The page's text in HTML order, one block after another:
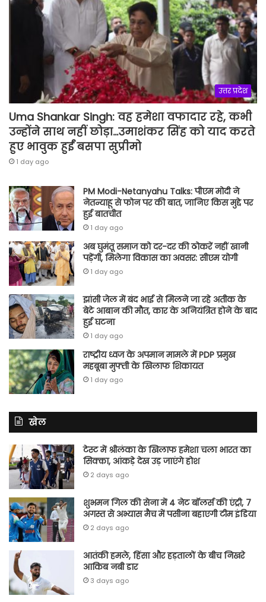
उत्तर प्रदेश
Uma Shankar Singh: वह हमेशा वफादार रहे, कभी
उन्होंने साथ नहीं छोड़ा…उमाशंकर सिंह को याद करते
हुए भावुक हुईं बसपा सुप्रीमो
1 day ago
PM Modi-Netanyahu Talks: पीएम मोदी ने
नेतन्याहू से फोन पर की बात, जानिए किस मुद्दे पर
हुई बातचीत
1 day ago
अब घुमंतू समाज को दर-दर की ठोकरें नहीं खानी
पड़ेंगी, मिलेगा विकास का अवसर: सीएम योगी
1 day ago
झांसी जेल में बंद भाई से मिलने जा रहे अतीक के
बेटे आबान की मौत, कार के अनियंत्रित होने के बाद
हुई घटना
1 day ago
राष्ट्रीय ध्वज के अपमान मामले में PDP प्रमुख
महबूबा मुफ्ती के खिलाफ शिकायत
1 day ago
खेल
टेस्ट में श्रीलंका के खिलाफ हमेशा चला भारत का
सिक्का, आंकड़े देख उड़ जाएंगे होश
2 days ago
शुभमन गिल की सेना में 4 नेट बॉलर्स की एंट्री, 7
अगस्त से अभ्यास मैच में पसीना बहाएगी टीम इंडिया
2 days ago
आतंकी हमले, हिंसा और हड़तालों के बीच निखरे
आकिब नबी डार
3 days ago